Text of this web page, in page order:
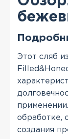
Этот сляб
обработке,
создания